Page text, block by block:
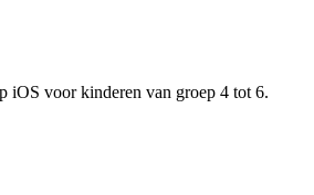
iOS voor kinderen van groep 4 tot 6.